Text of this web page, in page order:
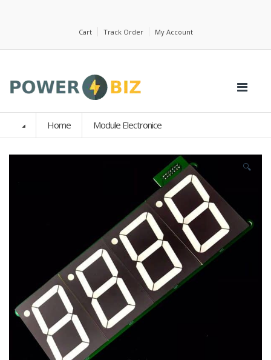
Cart Track Order My Account
Home Module Electronice
🔍